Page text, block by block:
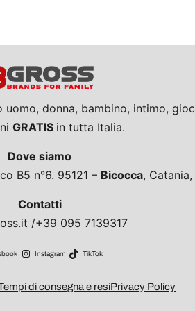
uomo, donna, bambino, intimo,
GRATIS in tutta Italia.
Dove siamo
B5 n°6. 95121 – Bicocca,
Contatti
/+39 095 7139317
Instagram TikTok
di consegna e resiPrivacy Policy